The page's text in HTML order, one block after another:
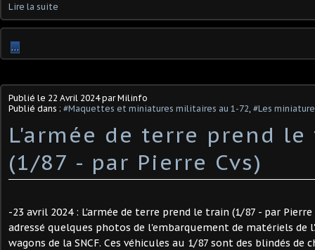
Lire la suite
…
Publié le 22 Avril 2024par Milinfo
Publié dans : #Maquettes et miniatures militaires au 1-72, #Les
L'armée de terre prend
(1/87 - par Pierre Cvs) ​
-23 avril 2024 : L'armée de terre prend le train (1/87 - par Pierre
adressé quelques photos de l'embarquement de matériels de
wagons de la SNCF. Ces véhicules au 1/87 sont des blindés de